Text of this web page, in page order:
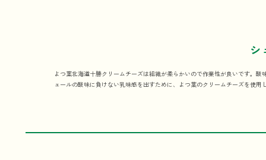
シ
よつ葉北海道十勝クリームチーズは組織が柔らかいので作業性が良いです。
ェールの酸味に負けない乳味感を出すために、よつ葉のクリームチーズを使用